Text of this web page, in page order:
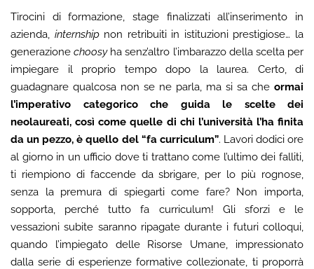
Tirocini di formazione, stage finalizzati all’inserimento in
azienda, internshipnon retribuiti in istituzioni prestigiose… la
generazionechoosyha senz’altro l’imbarazzo della scelta per
impiegare il proprio tempo dopo la laurea. Certo, di
guadagnare qualcosa non se ne parla, ma si sa che ormai
l’imperativo categorico che guida le scelte dei
neolaureati, così come quelle di chi l’università l’ha finita
da un pezzo, è quello del “fa curriculum”. Lavori dodici ore
al giorno in un ufficio dove ti trattano come l’ultimo dei falliti,
ti riempiono di faccende da sbrigare, per lo più rognose,
senza la premura di spiegarti come fare? Non importa,
sopporta, perché tutto fa curriculum! Gli sforzi e le
vessazioni subite saranno ripagate durante i futuri colloqui,
quando l’impiegato delle Risorse Umane, impressionato
dalla serie di esperienze formative collezionate, ti proporrà